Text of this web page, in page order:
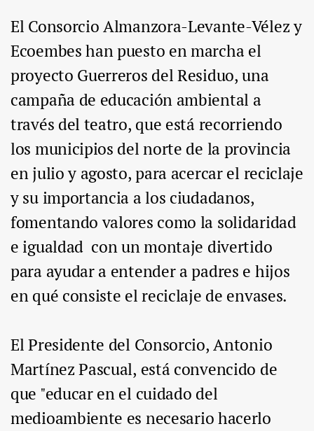
El Consorcio Almanzora-Levante-Vélez y
Ecoembes han puesto en marcha el
proyecto Guerreros del Residuo, una
campaña de educación ambiental a
través del teatro, que está recorriendo
los municipios del norte de la provincia
en julio y agosto, para acercar el reciclaje
y su importancia a los ciudadanos,
fomentando valores como la solidaridad
e igualdad con un montaje divertido
para ayudar a entender a padres e hijos
en qué consiste el reciclaje de envases.
El Presidente del Consorcio, Antonio
Martínez Pascual, está convencido de
que "educar en el cuidado del
medioambiente es necesario hacerlo